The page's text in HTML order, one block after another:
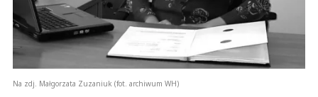
Na zdj. Małgorzata Zuzaniuk (fot. archiwum WH)